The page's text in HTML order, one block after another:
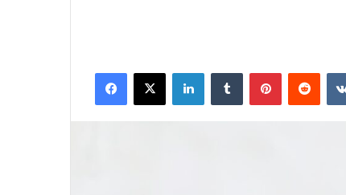
Facebook
X LinkedInTumblr Pinterest